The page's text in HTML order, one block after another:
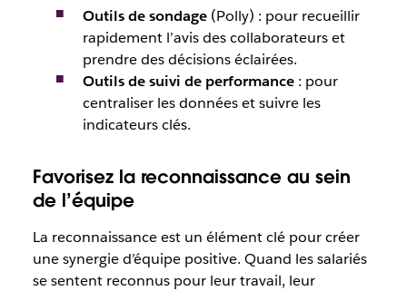
Outils de sondage(Polly) : pour recueillir
rapidement l’avis des collaborateurs et
prendre des décisions éclairées.
Outils de suivi de performance: pour
centraliser les données et suivre les
indicateurs clés.
Favorisez la reconnaissance au sein
de l’équipe
La reconnaissance est un élément clé pour créer
une synergie d’équipe positive. Quand les salariés
se sentent reconnus pour leur travail, leur